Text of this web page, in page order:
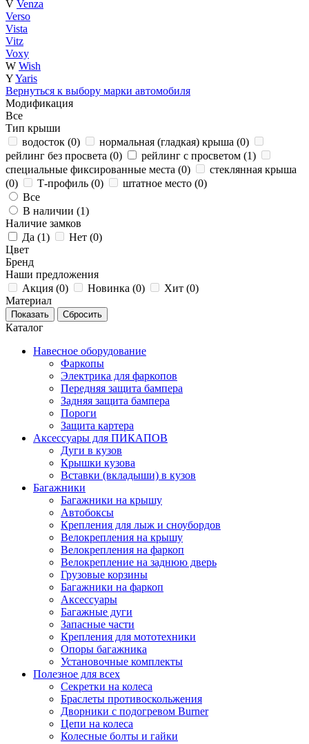
V Venza
Verso
Vista
Vitz
Voxy
W Wish
YYaris
Вернуться к выбору марки автомобиля
Модификация
Все
Тип крыши
водосток (0) нормальная (гладкая) крыша (0)
рейлинг без просвета (0) рейлинг с просветом (1)
специальные фиксированные места (0)
стеклянная крыша
(0) Т-профиль (0) штатное место (0)
Все
В наличии (1)
Наличие замков
Да (1) Нет (0)
Цвет
Бренд
Наши предложения
Акция (0) Новинка (0) Хит (0)
Материал
Каталог
Навесное оборудование
Фаркопы
Электрика для фаркопов
Передняя защита бампера
Задняя защита бампера
Пороги
Защита картера
Аксессуары для ПИКАПОВ
Дуги в кузов
Крышки кузова
Вставки (вкладыши) в кузов
Багажники
Багажники на крышу
Автобоксы
Крепления для лыж и сноубордов
Велокрепления на крышу
Велокрепления на фаркоп
Велокрепление на заднюю дверь
Грузовые корзины
Багажники на фаркоп
Аксессуары
Багажные дуги
Запасные части
Крепления для мототехники
Опоры багажника
Установочные комплекты
Полезное для всех
Секретки на колеса
Браслеты противоскольжения
Дворники с подогревом Burner
Цепи на колеса
Колесные болты и гайки